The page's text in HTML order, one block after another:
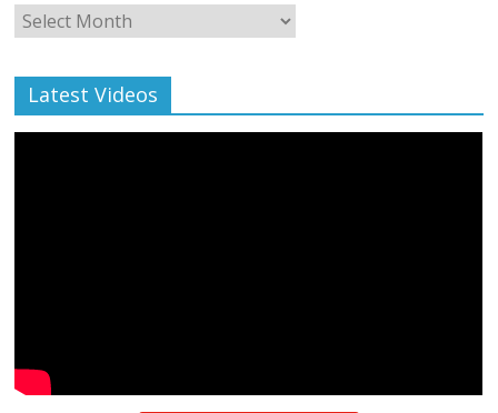
Monthly
Archive
Latest Videos